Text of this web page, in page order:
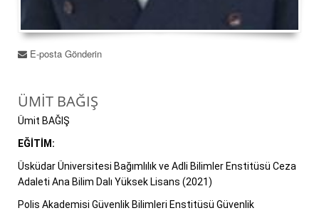
E-posta Gönderin
ÜMIT BAĞIŞ
Ümit BAĞIŞ
EĞİTİM:
Üsküdar Üniversitesi Bağımlılık ve Adli Bilimler Enstitüsü Ceza
Adaleti Ana Bilim Dalı Yüksek Lisans (2021)
Polis Akademisi Güvenlik Bilimleri Enstitüsü Güvenlik